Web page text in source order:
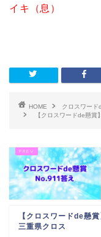
イキ（息）
HOME クロスワード
【クロスワードde懸
【クロスワードde懸
三重県クロス